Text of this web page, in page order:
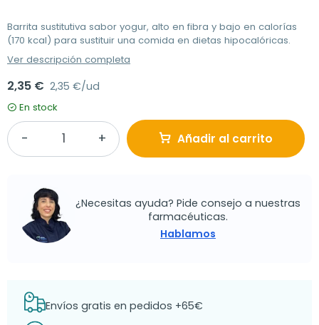
Barrita sustitutiva sabor yogur, alto en fibra y bajo en calorías
(170 kcal) para sustituir una comida en dietas hipocalóricas.
Ver descripción completa
2,35 € 2,35 €/ud
En stock
Añadir al carrito
¿Necesitas ayuda? Pide consejo a nuestras
farmacéuticas.
Hablamos
Envíos gratis en pedidos +65€